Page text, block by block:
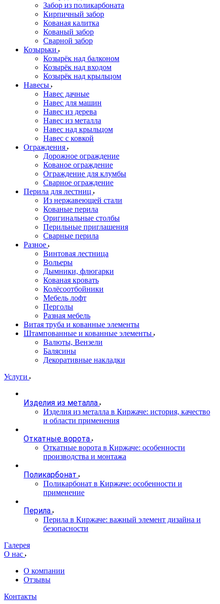
Забор из поликарбоната
Кирпичный забор
Кованая калитка
Кованый забор
Сварной забор
Козырьки
Козырёк над балконом
Козырёк над входом
Козырёк над крыльцом
Навесы
Навес дачные
Навес для машин
Навес из дерева
Навес из металла
Навес над крыльцом
Навес с ковкой
Ограждения
Дорожное ограждение
Кованое ограждение
Ограждение для клумбы
Сварное ограждение
Перила для лестниц
Из нержавеющей стали
Кованые перила
Оригинальные столбы
Перильные приглашения
Сварные перила
Разное
Винтовая лестница
Вольеры
Дымники, флюгарки
Кованая кровать
Колёсоотбойники
Мебель лофт
Перголы
Разная мебель
Витая труба и кованные элементы
Штампованные и кованные элементы
Валюты, Вензели
Балясины
Декоративные накладки
Услуги
Изделия из металла
Изделия из металла в Киржаче: история, качество
и области применения
Откатные ворота
Откатные ворота в Киржаче: особенности
производства и монтажа
Поликарбонат
Поликарбонат в Киржаче: особенности и
применение
Перила
Перила в Киржаче: важный элемент дизайна и
безопасности
Галерея
О нас
О компании
Отзывы
Контакты